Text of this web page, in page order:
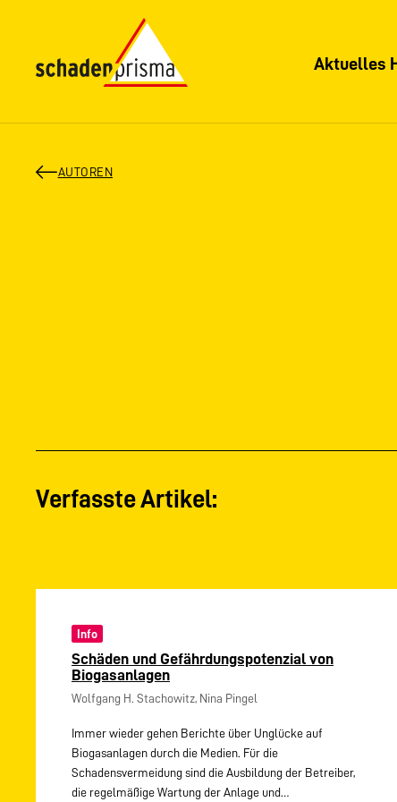
Aktuelles
AUTOREN
Verfasste Artikel:
Info
Schäden und Gefährdungspotenzial von
Biogasanlagen
Wolfgang H. Stachowitz, Nina Pingel
Immer wieder gehen Berichte über Unglücke auf
Biogasanlagen durch die Medien. Für die
Schadensvermeidung sind die Ausbildung der Betreiber,
die regelmäßige Wartung der Anlage und…